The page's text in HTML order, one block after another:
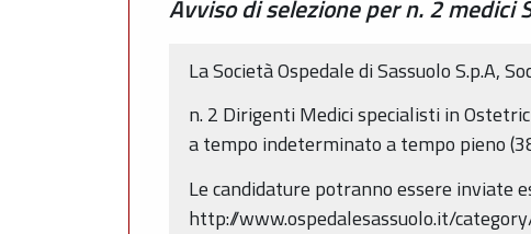
Avviso di selezione per n. 2 medici
La Società Ospedale di Sassuolo S.p.A,
n. 2 Dirigenti Medici specialisti in
a tempo indeterminato a tempo pieno
Le candidature potranno essere inviate
http://www.ospedalesassuolo.it/